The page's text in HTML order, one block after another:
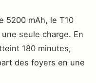
5200 mAh, le T10
une seule charge. En
180 minutes,
des foyers en une